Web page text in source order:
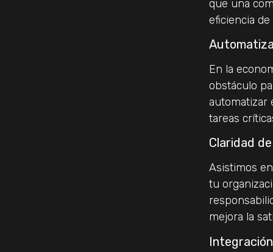
que una
eficiencia
En la
obstáculo
automatizar
tareas
Claridad
Asistimos
tu
mejora la